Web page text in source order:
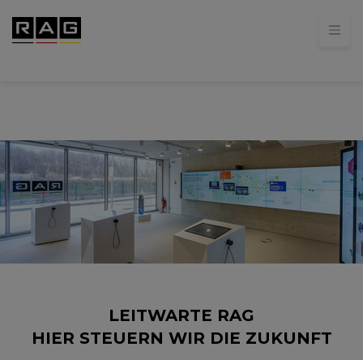
LEITWARTE RAG
HIER STEUERN WIR DIE ZUKUNFT